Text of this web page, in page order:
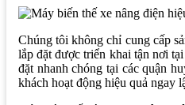
Chúng tôi không chỉ cung cấp
lắp đặt được triển khai tận nơi
đặt nhanh chóng tại các quận
khách hoạt động hiệu quả ngay